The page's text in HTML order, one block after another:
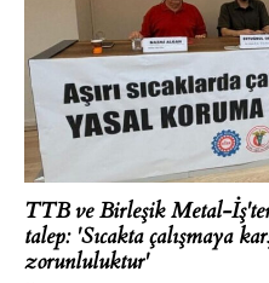
TTB ve Birleşik Metal-
talep: 'Sıcakta çalışmaya
zorunluluktur'